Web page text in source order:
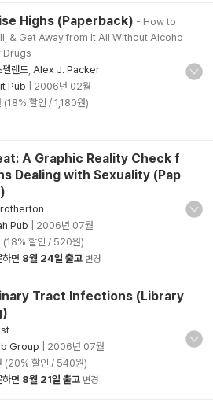
Highs (Paperback) - How to
& Get Away from It All Without Alcoho
Drugs
펠랜드 Alex J. Packer
Pub
2006년 02월
(18% 할인 / 1,180원)
A Graphic Reality Check f
Dealing with Sexuality (Pap
Pub
2006년 07월
(18% 할인 / 520원)
면 8월 24일 출고 변경
Tract Infections (Library
Group
2006년 07월
(20% 할인 / 540원)
면 8월 21일 출고 변경